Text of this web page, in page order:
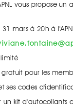
vous propose
mars à 20h à
pour les
ses codes
un kit d'autocollants